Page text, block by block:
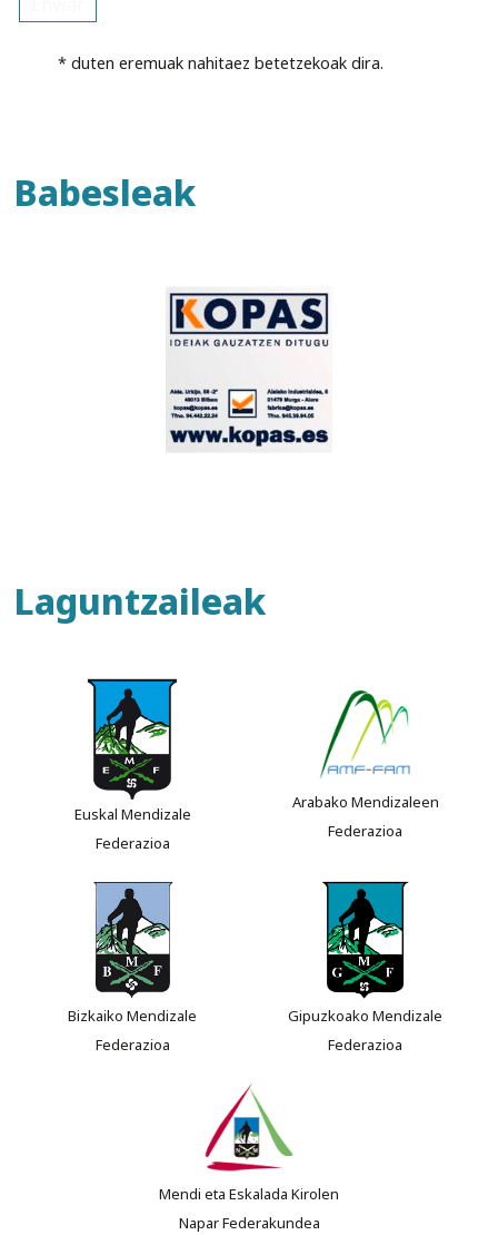
* duten eremuak nahitaez betetzekoak dira.
Babesleak
Laguntzaileak
Euskal Mendizale
Federazioa
Arabako Mendizaleen
Federazioa
Bizkaiko Mendizale
Federazioa
Gipuzkoako Mendizale
Federazioa
Mendi eta Eskalada Kirolen
Napar Federakundea